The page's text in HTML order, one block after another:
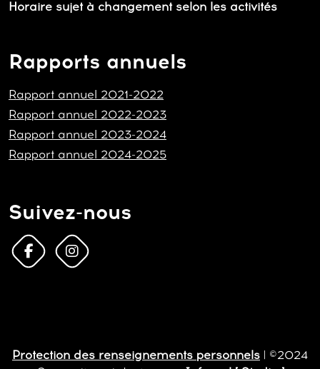
Horaire sujet à changement selon les activités
Rapports annuels
Rapport annuel 2021-2022
Rapport annuel 2022-2023
Rapport annuel 2023-2024
Rapport annuel 2024-2025
Suivez-nous
Protection des renseignements personnels | ©2024